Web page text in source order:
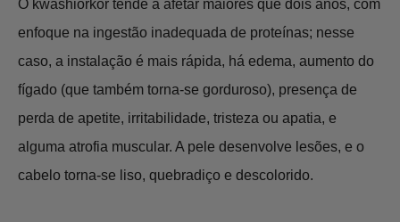
O kwashiorkor tende a afetar maiores que dois anos, com
enfoque na ingestão inadequada de proteínas; nesse
caso, a instalação é mais rápida, há edema, aumento do
fígado (que também torna-se gorduroso), presença de
perda de apetite, irritabilidade, tristeza ou apatia, e
alguma atrofia muscular. A pele desenvolve lesões, e o
cabelo torna-se liso, quebradiço e descolorido.